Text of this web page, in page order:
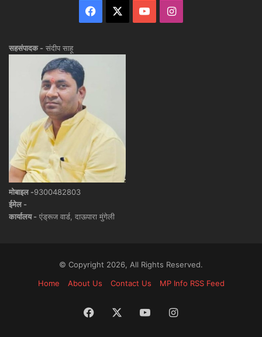
Facebook YouTubeInstagram
सहसंपादक - संदीप साहू
मोबाइल -9300482803
ईमेल -
कार्यालय - एंड्रूज वार्ड, दाऊपारा मुंगेली
© Copyright 2026, All Rights Reserved.
Home
About Us Contact Us MP Info RSS Feed
Facebook YouTubeInstagram